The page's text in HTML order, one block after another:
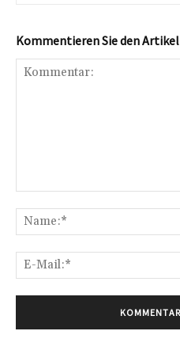
Kommentieren Sie den Artikel